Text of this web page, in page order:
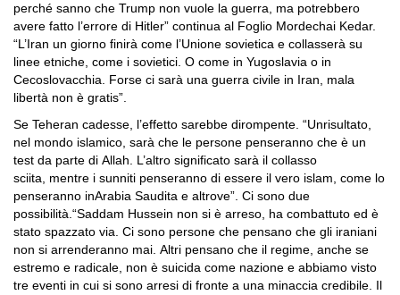
perché sanno che Trump non vuole la guerra, ma potrebbero
avere fatto l’errore di Hitler” continua al Foglio Mordechai Kedar.
“L’Iran un giorno finirà come l’Unione sovietica e collasserà su
linee etniche, come i sovietici. O come in Yugoslavia o in
Cecoslovacchia. Forse ci sarà una guerra civile in Iran, mala
libertà non è gratis”.
Se Teheran cadesse, l’effetto sarebbe dirompente. “Unrisultato,
nel mondo islamico, sarà che le persone penseranno che è un
test da parte di Allah. L’altro significato sarà il collasso
sciita, mentre i sunniti penseranno di essere il vero islam, come lo
penseranno inArabia Saudita e altrove”. Ci sono due
possibilità.“Saddam Hussein non si è arreso, ha combattuto ed è
stato spazzato via. Ci sono persone che pensano che gli iraniani
non si arrenderanno mai. Altri pensano che il regime, anche se
estremo e radicale, non è suicida come nazione e abbiamo visto
tre eventi in cui si sono arresi di fronte a una minaccia credibile. Il